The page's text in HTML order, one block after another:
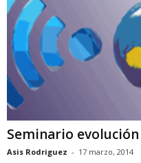
Seminario
Asis Rodriguez - 17 marzo, 2014